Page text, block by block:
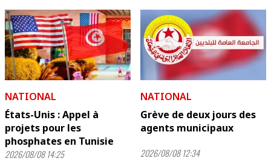
NATIONAL
États-Unis : Appel à
projets pour les
phosphates en Tunisie
2026/08/08 14:25
NATIONAL
Grève de deux jours des
agents municipaux
2026/08/08 12:34